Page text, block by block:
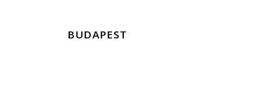
BUDAPEST